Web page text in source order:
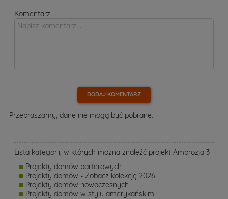
Komentarz
DODAJ KOMENTARZ
Przepraszamy, dane nie mogą być pobrane.
Lista kategorii, w których można znaleźć projekt Ambrozja 3
Projekty domów parterowych
Projekty domów - Zobacz kolekcję 2026
Projekty domów nowoczesnych
Projekty domów w stylu amerykańskim